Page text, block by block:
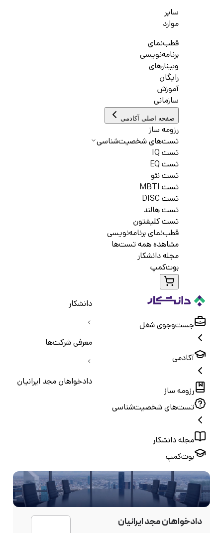
سایر
موارد
قطب‌نمای
برنامه‌نویسی
وبینارهای
رایگان
آموزش
سازمانی
صفحه اصلی آکادمی
رزومه ساز
تست‌های شخصیت‌شناسی
تست IQ
تست EQ
تست نئو
تست MBTI
تست DISC
تست هالند
تست کلیفتون
قطب‌نمای برنامه‌نویسی
مشاهده همه تست‌ها
مجله دانشکار
بوت‌کمپ
جست‌و‌جوی شغل
آکادمی
رزومه ساز
تست‌های شخصیت‌شناسی
مجله دانشکار
بوت‌کمپ
دانشکار
معرفی شرکت‌ها
دادخواهان مجد ایرانیان
دادخواهان مجد ایرانیان